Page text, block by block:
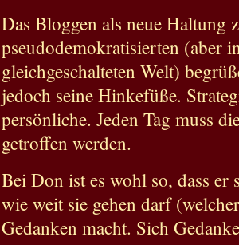
Das Bloggen als neue Haltung
pseudodemokratisierten (aber
gleichgeschalteten Welt)
jedoch seine Hinkefüße.
persönliche. Jeden Tag muss
getroffen werden.
Bei Don ist es wohl so, dass
wie weit sie gehen darf
Gedanken macht. Sich